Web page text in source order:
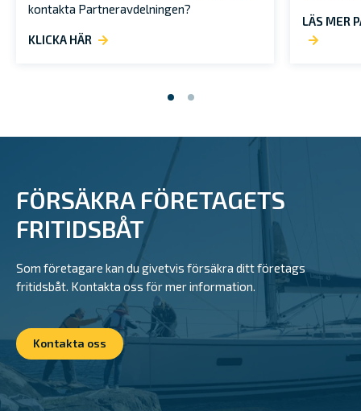
kontakta Partneravdelningen?
KLICKA HÄR
LÄS MER
FÖRSÄKRA FÖRETAGETS
FRITIDSBÅT
Som företagare kan du givetvis försäkra ditt företags
fritidsbåt. Kontakta oss för mer information.
Kontakta oss